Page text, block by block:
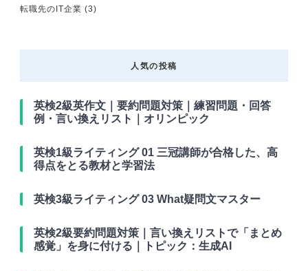
転職先のIT企業 (3)
人気の投稿
英検2級英作文｜要約問題対策｜練習問題・回答
例・言い換えリスト｜オリンピック
英検1級ライティング 01 三冠講師が合格した、高
得点をとる教材と学習法
英検3級ライティング 03 What疑問文マスター
英検2級要約問題対策｜言い換えリストで「まとめ
感覚」を身に付ける｜トピック：生成AI